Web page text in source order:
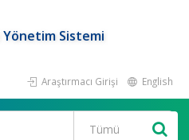
Sistemi
Araştırmacı Girişi English